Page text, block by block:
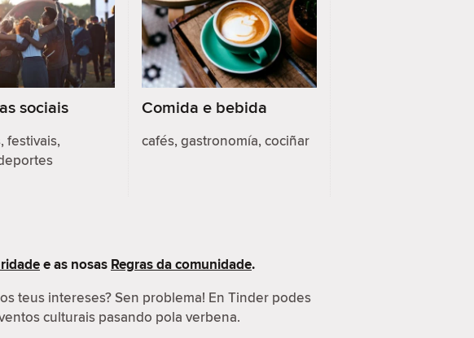
sociais
festivais,
Comida e bebida
cafés, gastronomía, cociñar
e as nosas Regras da comunidade.
teus intereses? Sen problema! En Tinder podes
culturais pasando pola verbena.